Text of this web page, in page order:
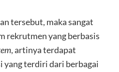
tersebut, maka sangat
rekrutmen yang berbasis
, artinya terdapat
yang terdiri dari berbagai